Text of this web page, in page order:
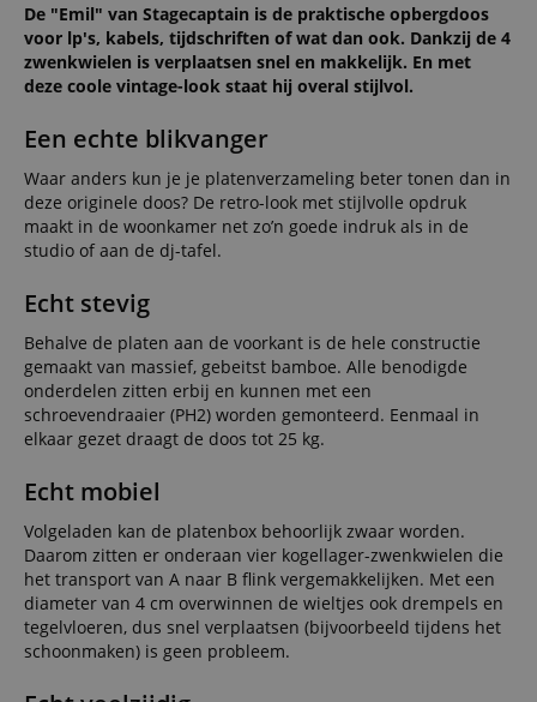
De "Emil" van Stagecaptain is de praktische opbergdoos
voor lp's, kabels, tijdschriften of wat dan ook. Dankzij de 4
zwenkwielen is verplaatsen snel en makkelijk. En met
deze coole vintage-look staat hij overal stijlvol.
Een echte blikvanger
Waar anders kun je je platenverzameling beter tonen dan in
deze originele doos? De retro-look met stijlvolle opdruk
maakt in de woonkamer net zo’n goede indruk als in de
studio of aan de dj-tafel.
Echt stevig
Behalve de platen aan de voorkant is de hele constructie
gemaakt van massief, gebeitst bamboe. Alle benodigde
onderdelen zitten erbij en kunnen met een
schroevendraaier (PH2) worden gemonteerd. Eenmaal in
elkaar gezet draagt de doos tot 25 kg.
Echt mobiel
Volgeladen kan de platenbox behoorlijk zwaar worden.
Daarom zitten er onderaan vier kogellager-zwenkwielen die
het transport van A naar B flink vergemakkelijken. Met een
diameter van 4 cm overwinnen de wieltjes ook drempels en
tegelvloeren, dus snel verplaatsen (bijvoorbeeld tijdens het
schoonmaken) is geen probleem.